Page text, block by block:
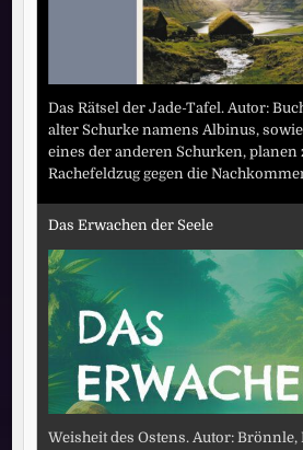
Das Rätsel der Jade-Tafel. Autor:
alter Schurke namens Albinus,
eines der anderen Schurken,
Rachefeldzug gegen die
Das Erwachen der Seele
Weisheit des Ostens. Autor: Brönnle,